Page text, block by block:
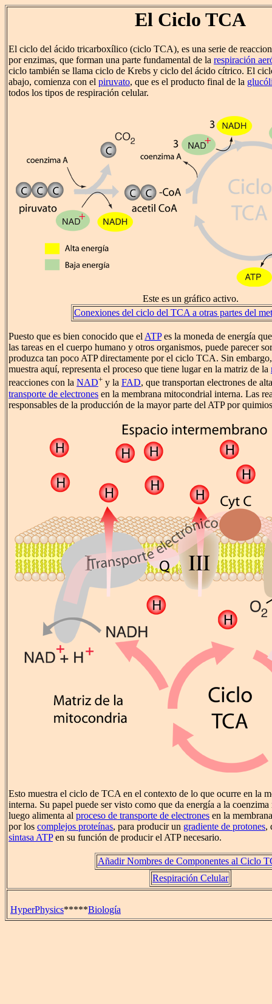
El Ciclo TCA
El ciclo del ácido tricarboxílico (ciclo TCA), es una serie de
por enzimas, que forman una parte fundamental de la respiración
ciclo también se llama ciclo de Krebs y ciclo del ácido cítrico. El
abajo, comienza con el piruvato, que es el producto final de la
todos los tipos de respiración celular.
Este es un gráfico activo.
Conexiones del ciclo del TCA a otras partes del
Puesto que es bien conocido que elATPes la moneda de energía
las tareas en el cuerpo humano y otros organismos, puede parecer
produzca tan poco ATP directamente por el ciclo TCA. Sin
muestra aquí, representa el proceso que tiene lugar en la matriz de la
reacciones con la NAD+ y la FAD, que transportan electrones de
transporte de electrones en la membrana mitocondrial interna. Las
responsables de la producción de la mayor parte del ATP por
Esto muestra el ciclo de TCA en el contexto de lo que ocurre en la
interna. Su papel puede ser visto como que da energía a la
luego alimenta al proceso de transporte de electrones en la
por los complejos proteínas, para producir un gradiente de protones,
sintasa ATPen su función de producir el ATP necesario.
Añadir Nombres de Componentes al Ciclo
Respiración Celular
HyperPhysics*****Biología